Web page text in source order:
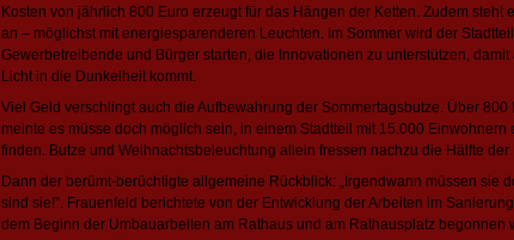
Kosten von jährlich 800 Euro erzeugt für das Hängen der Ketten. Zudem steht
an – möglichst mit energiesparenderen Leuchten. Im Sommer wird der
Gewerbetreibende und Bürger starten, die Innovationen zu unterstützen,
Licht in die Dunkelheit kommt.
Viel Geld verschlingt auch die Aufbewahrung der Sommertagsbutze. Über
meinte es müsse doch möglich sein, in einem Stadtteil mit 15.000 Einwohnern
finden. Butze und Weihnachtsbeleuchtung allein fressen nachzu die Hälfte
Dann der berümt-berüchtigte allgemeine Rückblick: „Irgendwann müssen sie
sind sie!”. Frauenfeld berichtete von der Entwicklung der Arbeiten im
dem Beginn der Umbauarbeiten am Rathaus und am Rathausplatz begonnen